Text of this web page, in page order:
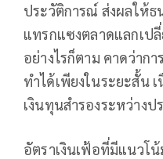
ประวัติการณ์ ส่งผลให้ธ
แทรกแซงตลาดแลกเป
อย่างไรก็ตาม คาดว่าก
ทำได้เพียงในระยะสั้น
เงินทุนสำรองระหว่าง
อัตราเงินเฟ้อที่มีแนวโ